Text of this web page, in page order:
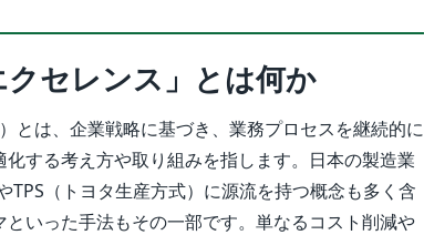
クセレンス」とは何か
とは、企業戦略に基づき、業務プロセスを継続的に
する考え方や取り組みを指します。日本の製造業
（トヨタ生産方式）に源流を持つ概念も多く含
いった手法もその一部です。単なるコスト削減や